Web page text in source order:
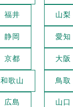
福井 山梨
静岡 愛知
京都 大阪
和歌山 鳥取
広島 山口